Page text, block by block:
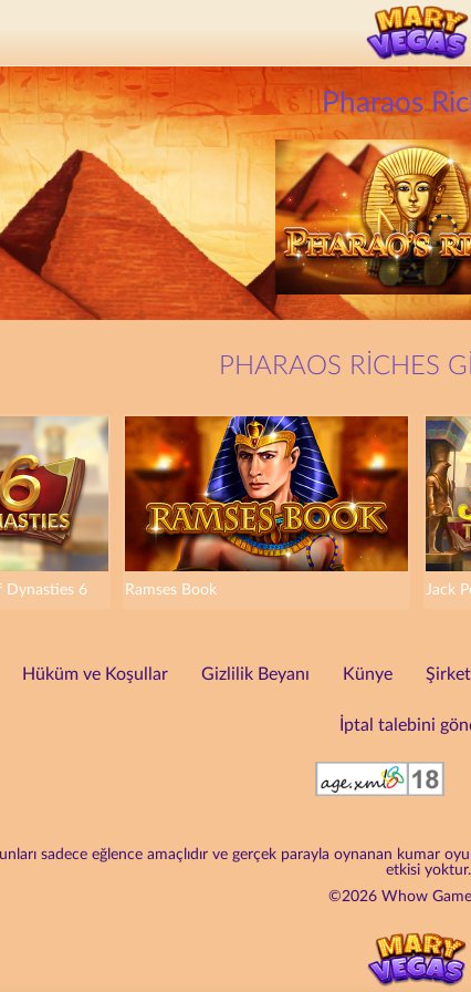
Pharaos
PHARAOS RICHES
Dynasties 6 Ramses Book Jack
Hüküm ve Koşullar Gizlilik Beyanı Künye Şirket
İptal talebini
sadece eğlence amaçlıdır ve gerçek parayla oynanan kumar
etkisi yoktur.
©2026 Whow